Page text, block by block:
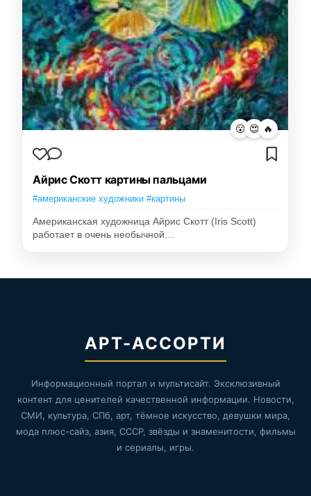
😮 😍 🔥
Айрис Скотт картины пальцами
#американские художники #картины
Американская художница Айрис Скотт (Iris Scott)
работает в очень необычной…
АРТ-АССОРТИ
Информационный портал и мультисайт. Эксклюзивный
контент для ценителей качественной информации. Новости,
СМИ, культура, СПб, арт, тёмное искусство, девушки мира,
мода плюс-сайз, азия, СССР, звёзды и знаменитости, фильмы
и сериалы, игры.